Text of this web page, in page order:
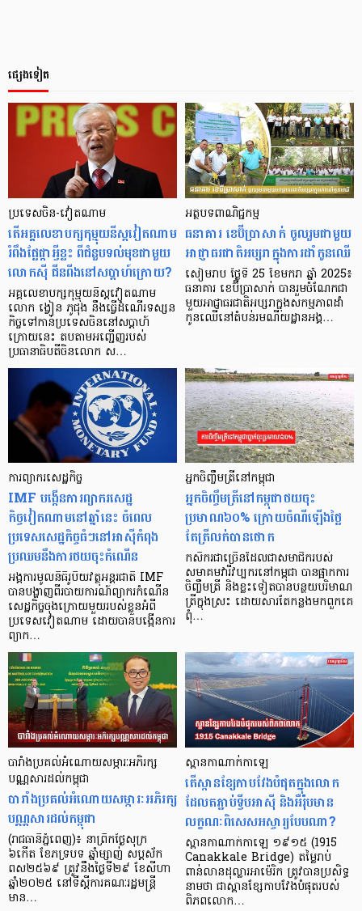
ផ្សេងទៀត
ប្រទេសចិន-វៀតណាម
តើអគ្គលេខាបក្សកុម្មុយនីស្ដវៀតណាម
រំពឹងផ្លែផ្កាអ្វីខ្លះ ពីជំនួបទល់មុខជាមួយ
លោកស៊ី ជីនពីងនៅសប្ដាហ៍ក្រោយ?
អគ្គលេខាបក្សកុម្មុយនីស្ដវៀតណាម
លោក ង្វៀន ភូជុង នឹងធ្វើដំណើរទស្សន
កិច្ចទៅកាន់ប្រទេសចិននៅសប្ដាហ៍
ក្រោយនេះ តបតាមអញ្ជើញរបស់
ប្រធានាធិបតីចិនលោក ស…
អត្ថបទពាណិជ្ជកម្ម
ធនាគារ ខេប៊ីប្រាសាក់ ចូលរួមជាមួយ
អាជ្ញាធរជាតិអប្សរាក្នុងការដាំកូនឈើ
សៀមរាប ថ្ងៃទី 25 ខែមករា ឆ្នាំ 2025៖
ធនាគារ ខេប៊ីប្រាសាក់ បានរួមចំណែកជា
មួយអាជ្ញាធរជាតិអប្សរាក្នុងសកម្មភាពដាំ
កូនឈើនៅតំបន់រមណីយដ្ឋានអង្គ…
ការព្យាករសេដ្ឋកិច្ច
IMF បង្កើនការព្យាករសេដ្ឋ
កិច្ចវៀតណាមនៅឆ្នាំនេះ ចំពេល
ប្រទេសសេដ្ឋកិច្ចធំៗនៅអាស៊ីកំពុង
ប្រឈមនឹងការថយចុះកំណើន
អង្គការមូលនិធិរូបិយវត្ថុអន្តរជាតិ IMF
បានបង្ហាញពីរបាយការណ៍ព្យាករកំណើន
សេដ្ឋកិច្ចចុងក្រោយមួយរបស់ខ្លួនអំពី
ប្រទេសវៀតណាម ដោយបានបង្កើនការ
ព្យាក…
អ្នកចិញ្ចឹមត្រីនៅកម្ពុជា
អ្នកចិញ្ចឹមត្រីនៅកម្ពុជាថយចុះ
ប្រមាណ៦០% ក្រោយចំណីឡើងថ្លៃ
តែត្រីលក់បានថោក
កសិករជាច្រើនដែលជាសមាជិករបស់
សមាគមវារីវប្បករនៅកម្ពុជា បានផ្អាកការ
ចិញ្ចឹមត្រី និងខ្លះទៀតបានបន្ថយបរិមាណ
ត្រីក្នុងស្រះ ដោយសារតែកន្លងមកពួកគេ
ពុំ…
បារាំងប្រគល់អំណោយសម្ភារៈអភិរក្ស
បណ្ណសារដល់កម្ពុជា
បារាំងប្រគល់អំណោយសម្ភារៈអភិរក្ស
បណ្ណសារដល់កម្ពុជា
(រាជធានីភ្នំពេញ)៖ នាព្រឹកថ្ងៃសុក្រ
៦កើត ខែភទ្របទ ឆ្នាំម្សាញ់ សប្តស័ក
ពស២៥៦៩ ត្រូវនឹងថ្ងៃទី២៩ ខែសីហា
ឆ្នាំ២០២៥ នៅទីស្តីការគណៈរដ្ឋមន្រ្តី
មាន…
ស្ពានកាណាក់កាឡេ
តើស្ពានខ្សែកាបវែងបំផុតក្នុងលោក
ដែលតភ្ជាប់ទ្វីបអាស៊ី និងអឺរ៉ុបមាន
លក្ខណៈពិសេសអស្ចារ្យបែបណា?
ស្ពានកាណាក់កាឡេ ១៩១៥ (1915
Canakkale Bridge) តម្លៃរាប់
ពាន់លានដុល្លារអាម៉េរិក ត្រូវបានប្រសិទ្ធ
នាមថា ជាស្ពានខ្សែកាបវែងបំផុតរបស់
ពិភពលោក…